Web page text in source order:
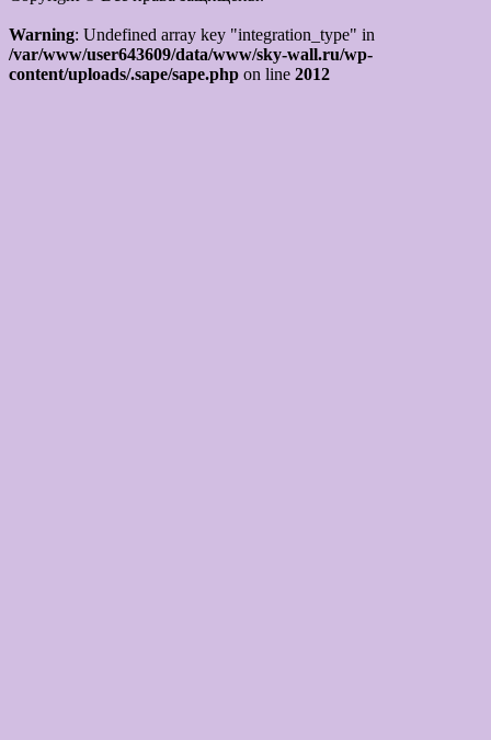
Warning: Undefined array key "integration_type" in
/var/www/user643609/data/www/sky-wall.ru/wp-
content/uploads/.sape/sape.php on line 2012